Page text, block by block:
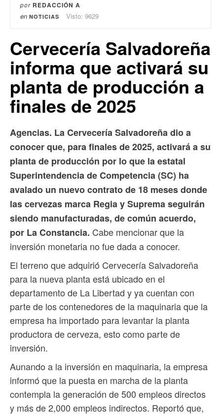
por REDACCIÓN A
en NOTICIAS Visto: 9629
Cervecería Salvadoreña
informa que activará su
planta de producción a
finales de 2025
Agencias. La Cervecería Salvadoreña dio a
conocer que, para finales de 2025, activará a su
planta de producción por lo que la estatal
Superintendencia de Competencia (SC) ha
avalado un nuevo contrato de 18 meses donde
las cervezas marca Regia y Suprema seguirán
siendo manufacturadas, de común acuerdo,
por La Constancia. Cabe mencionar que la
inversión monetaria no fue dada a conocer.
El terreno que adquirió́ Cervecería Salvadoreña
para la nueva planta está ubicado en el
departamento de La Libertad y ya cuentan con
parte de los contenedores de la maquinaria que la
empresa ha importado para levantar la planta
productora de cerveza, esto como parte de
inversión.
Aunando a la inversión en maquinaria, la empresa
informó que la puesta en marcha de la planta
contempla la generación de 500 empleos directos
y más de 2,000 empleos indirectos. Reportó que,